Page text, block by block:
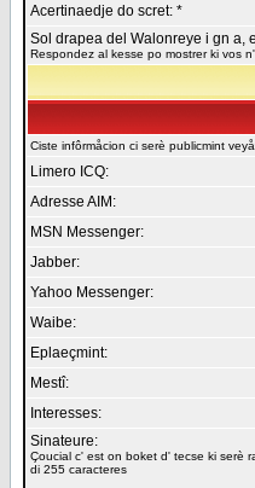
Acertinaedje do scret: *
Sol drapea del Walonreye i gn a,
Respondez al kesse po mostrer ki vos
Ciste infôrmåcion ci serè publicmint
Limero ICQ:
Adresse AIM:
MSN Messenger:
Jabber:
Yahoo Messenger:
Waibe:
Eplaeçmint:
Mestî:
Interesses:
Sinateure:
Çoucial c' est on boket d' tecse ki serè
di 255 caracteres